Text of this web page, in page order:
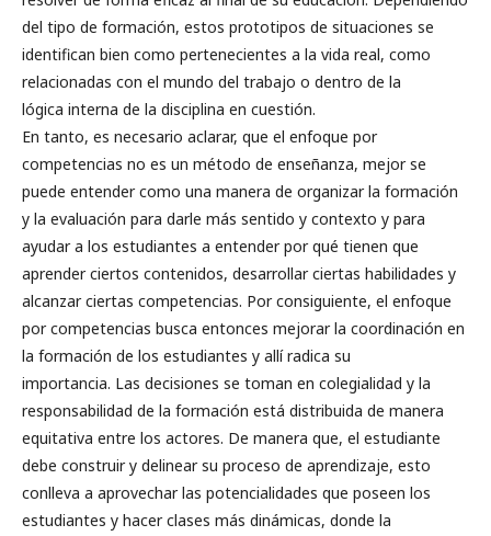
del tipo de formación, estos prototipos de situaciones se
identifican bien como pertenecientes a la vida real, como
relacionadas con el mundo del trabajo o dentro de la
lógica interna de la disciplina en cuestión.
En tanto, es necesario aclarar, que el enfoque por
competencias no es un método de enseñanza, mejor se
puede entender como una manera de organizar la formación
y la evaluación para darle más sentido y contexto y para
ayudar a los estudiantes a entender por qué tienen que
aprender ciertos contenidos, desarrollar ciertas habilidades y
alcanzar ciertas competencias. Por consiguiente, el enfoque
por competencias busca entonces mejorar la coordinación en
la formación de los estudiantes y allí radica su
importancia. Las decisiones se toman en colegialidad y la
responsabilidad de la formación está distribuida de manera
equitativa entre los actores. De manera que, el estudiante
debe construir y delinear su proceso de aprendizaje, esto
conlleva a aprovechar las potencialidades que poseen los
estudiantes y hacer clases más dinámicas, donde la